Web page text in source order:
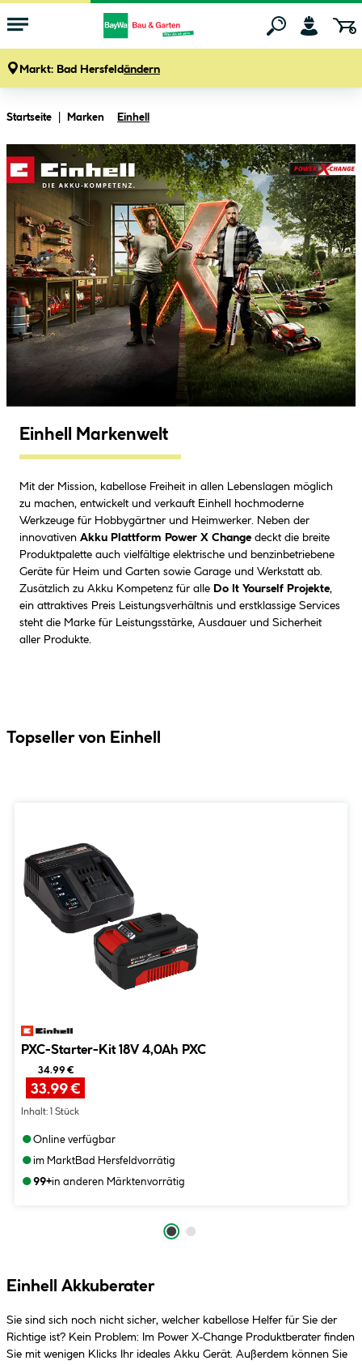
Markt: Bad Hersfeldändern
Startseite Marken Einhell
Einhell Markenwelt
Mit der Mission, kabellose Freiheit in allen Lebenslagen möglich
zu machen, entwickelt und verkauft Einhell hochmoderne
Werkzeuge für Hobbygärtner und Heimwerker. Neben der
innovativen Akku Plattform Power X Change deckt die breite
Produktpalette auch vielfältige elektrische und benzinbetriebene
Geräte für Heim und Garten sowie Garage und Werkstatt ab.
Zusätzlich zu Akku Kompetenz für alle Do It Yourself Projekte,
ein attraktives Preis Leistungsverhältnis und erstklassige Services
steht die Marke für Leistungsstärke, Ausdauer und Sicherheit
aller Produkte.
Topseller von Einhell
PXC-Starter-Kit 18V 4,0Ah PXC
34.99 €
33.99 €
Inhalt: 1 Stück
●Online verfügbar
●im MarktBad Hersfeldvorrätig
●99+in anderen Märktenvorrätig
Einhell Akkuberater
Sie sind sich noch nicht sicher, welcher kabellose Helfer für Sie der
Richtige ist? Kein Problem: Im Power X-Change Produktberater finden
Sie mit wenigen Klicks Ihr ideales Akku Gerät. Außerdem können Sie